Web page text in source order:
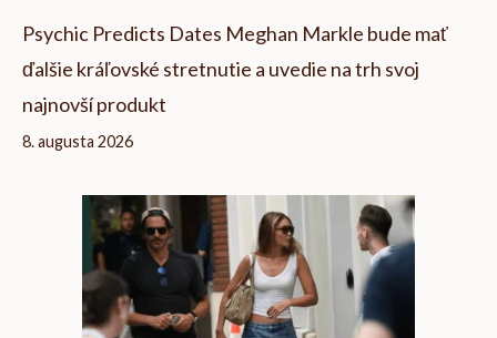
Psychic Predicts Dates Meghan Markle bude mať
ďalšie kráľovské stretnutie a uvedie na trh svoj
najnovší produkt
8. augusta 2026